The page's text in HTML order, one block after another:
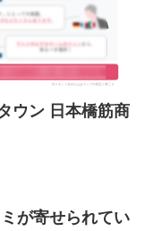
ウン 日本橋筋商
が寄せられてい